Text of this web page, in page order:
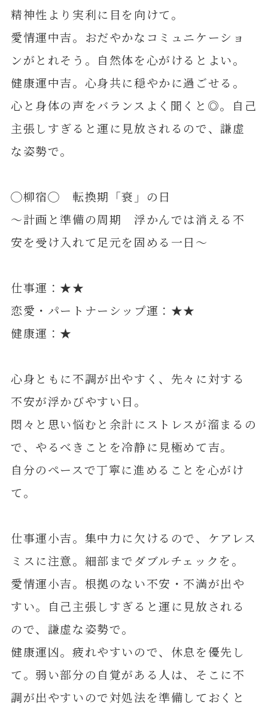
精神性より実利に目を向けて。
愛情運中吉。おだやかなコミュニケーショ
ンがとれそう。自然体を心がけるとよい。
健康運中吉。心身共に穏やかに過ごせる。
心と身体の声をバランスよく聞くと◎。自己
主張しすぎると運に見放されるので、謙虚
な姿勢で。
◯柳宿◯ 転換期「衰」の日
～計画と準備の周期 浮かんでは消える不
安を受け入れて足元を固める一日～
仕事運：★★
恋愛・パートナーシップ運：★★
健康運：★
心身ともに不調が出やすく、先々に対する
不安が浮かびやすい日。
悶々と思い悩むと余計にストレスが溜まるの
で、やるべきことを冷静に見極めて吉。
自分のペースで丁寧に進めることを心がけ
て。
仕事運小吉。集中力に欠けるので、ケアレス
ミスに注意。細部までダブルチェックを。
愛情運小吉。根拠のない不安・不満が出や
すい。自己主張しすぎると運に見放される
ので、謙虚な姿勢で。
健康運凶。疲れやすいので、休息を優先し
て。弱い部分の自覚がある人は、そこに不
調が出やすいので対処法を準備しておくと